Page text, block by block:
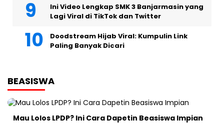
Ini Video Lengkap SMK 3 Banjarmasin yang
Lagi Viral di TikTok dan Twitter
Doodstream Hijab Viral: Kumpulin Link
Paling Banyak Dicari
BEASISWA
Mau Lolos LPDP? Ini Cara Dapetin Beasiswa Impian